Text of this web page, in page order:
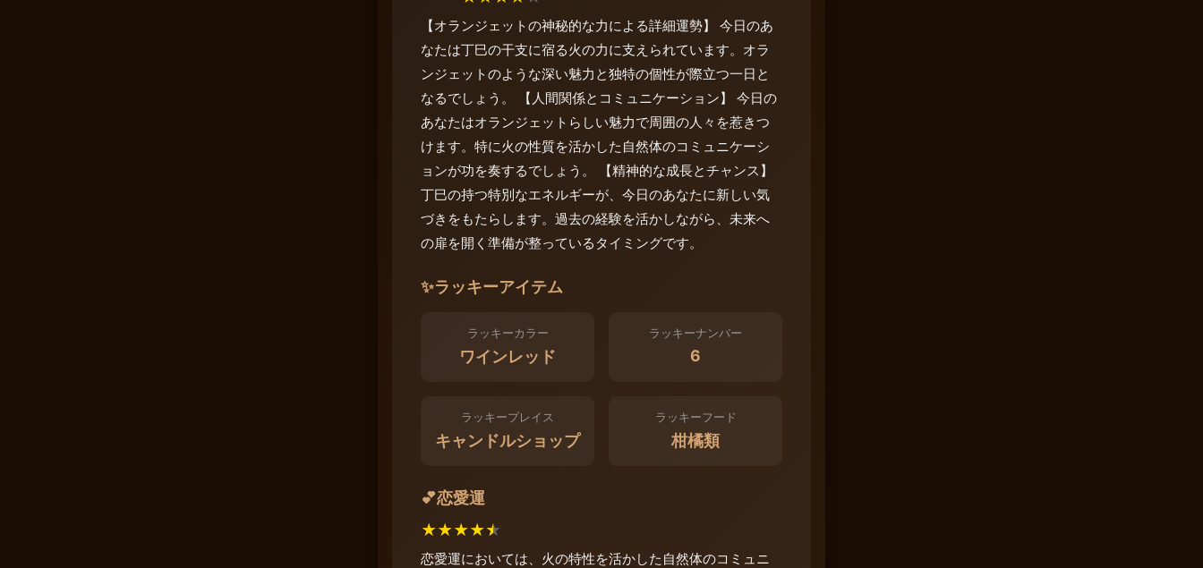
【オランジェットの神秘的な力による詳細運勢】 今日のあ
なたは丁巳の干支に宿る火の力に支えられています。オラ
ンジェットのような深い魅力と独特の個性が際立つ一日と
なるでしょう。 【人間関係とコミュニケーション】 今日の
あなたはオランジェットらしい魅力で周囲の人々を惹きつ
けます。特に火の性質を活かした自然体のコミュニケーシ
ョンが功を奏するでしょう。 【精神的な成長とチャンス】
丁巳の持つ特別なエネルギーが、今日のあなたに新しい気
づきをもたらします。過去の経験を活かしながら、未来へ
の扉を開く準備が整っているタイミングです。
✨ラッキーアイテム
ラッキーカラー
ワインレッド
ラッキーナンバー
6
ラッキープレイス
キャンドルショップ
ラッキーフード
柑橘類
💕恋愛運
★★★★★
恋愛運においては、火の特性を活かした自然体のコミュニ